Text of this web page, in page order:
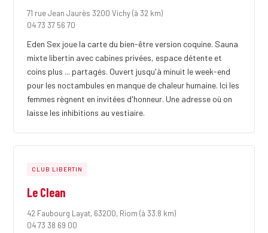
71 rue Jean Jaurès 3200 Vichy(à 32 km)
04 73 37 56 70
Eden Sex joue la carte du bien-être version coquine. Sauna
mixte libertin avec cabines privées, espace détente et
coins plus ... partagés. Ouvert jusqu'à minuit le week-end
pour les noctambules en manque de chaleur humaine. Ici les
femmes règnent en invitées d'honneur. Une adresse où on
laisse les inhibitions au vestiaire.
CLUB LIBERTIN
Le Clean
42 Faubourg Layat, 63200, Riom(à 33.8 km)
04 73 38 69 00